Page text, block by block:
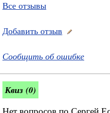
Все отзывы
Добавить отзыв
Сообщить об ошибке
Квиз (0)